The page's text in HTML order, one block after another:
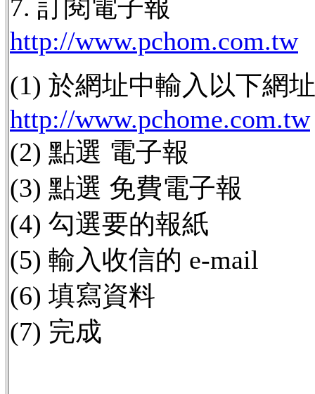
7. 訂閱電子報
http://www.pchom.com.tw
(1) 於網址中輸入以下網
http://www.pchome.com.tw
(2) 點選 電子報
(3) 點選 免費電子報
(4) 勾選要的報紙
(5) 輸入收信的 e-mail
(6) 填寫資料
(7) 完成